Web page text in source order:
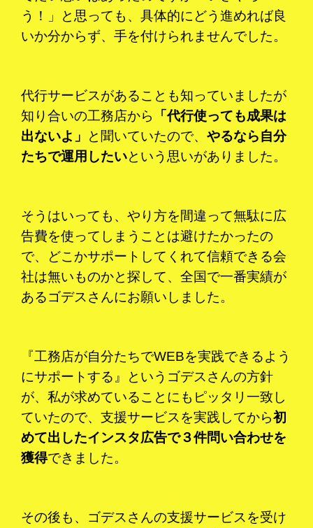
う！」と思っても、具体的にどう進めれば良
いか分からず、手を付けられませんでした。
代行サービスがあることも知っていましたが
知り合いの工務店から
「代行使っても成果は
出ないよ」 と聞いていたので、 やるなら自分
たちで運用したいという思いがありました。
そうはいっても、やり方を間違って無駄に広
告費を使ってしまうことは避けたかったの
で、どこかサポートしてくれて信頼できる会
社は無いものかと探して、全国で一番実績が
あるゴデスさんにお願いしました。
『工務店が自分たちでWEBを実践できるよう
にサポートする』というゴデスさんの方針
が、私が求めていることにもピッタリ一致し
ていたので、支援サービスを実践してから初
めて出したインスタ広告で３件問い合わせを
獲得できました。
その後も、ゴデスさんの支援サービスを受け